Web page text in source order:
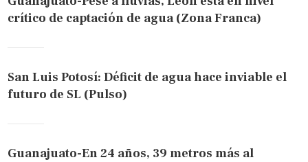
crítico de captación de agua (Zona Franca)
San Luis Potosí: Déficit de agua hace inviable el
futuro de SL (Pulso)
Guanajuato-En 24 años, 39 metros más al